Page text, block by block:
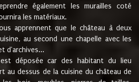
également les murailles coté
les matériaux.
apprennent que le château à deux
au second une chapelle avec les
d'archives...
déposée car des habitant du lieu
au dessus de la cuisine du château de